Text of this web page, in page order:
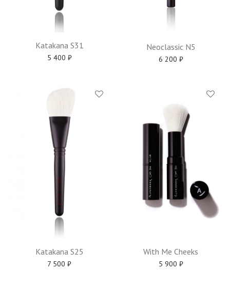
Katakana S31
5 400 ₽
Neoclassic N5
6 200 ₽
Katakana S25
7 500 ₽
With Me Cheeks
5 900 ₽